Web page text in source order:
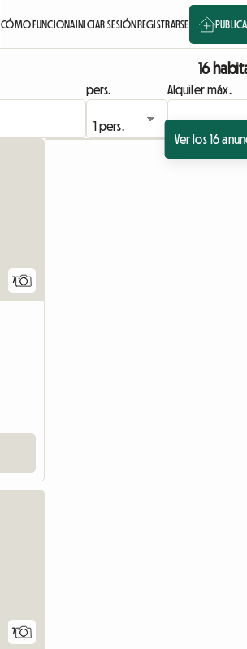
CÓMO FUNCIONAINICIAR SESIÓNREGISTRARSE
16
pers.
Alquiler máx.
Ver los 16
7
7